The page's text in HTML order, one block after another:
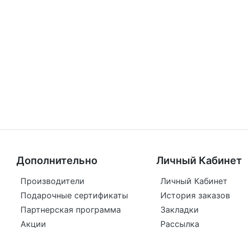
Дополнительно
Производители
Подарочные сертификаты
Партнерская программа
Акции
Личный Кабинет
Личный Кабинет
История заказов
Закладки
Рассылка